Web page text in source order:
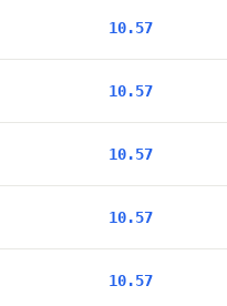
10.57
10.57
10.57
10.57
10.57